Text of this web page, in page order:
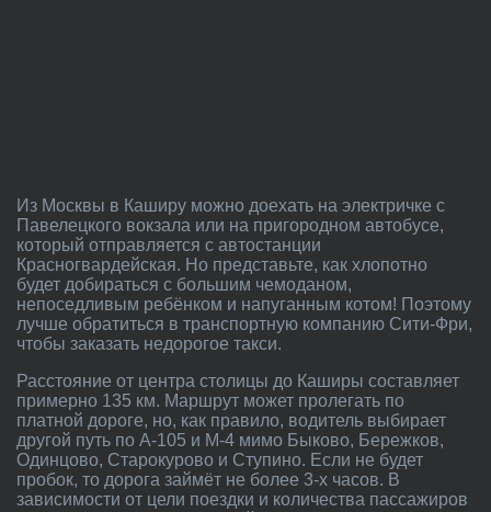
Из Москвы в Каширу можно доехать на электричке с
Павелецкого вокзала или на пригородном автобусе,
который отправляется с автостанции
Красногвардейская. Но представьте, как хлопотно
будет добираться с большим чемоданом,
непоседливым ребёнком и напуганным котом! Поэтому
лучше обратиться в транспортную компанию Сити-Фри,
чтобы заказать недорогое такси.
Расстояние от центра столицы до Каширы составляет
примерно 135 км. Маршрут может пролегать по
платной дороге, но, как правило, водитель выбирает
другой путь по А-105 и М-4 мимо Быково, Бережков,
Одинцово, Старокурово и Ступино. Если не будет
пробок, то дорога займёт не более 3-х часов. В
зависимости от цели поездки и количества пассажиров